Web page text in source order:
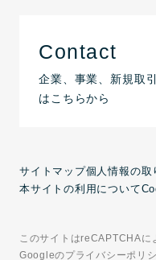
サイトマップ個人情報の取
本サイトの利用について
Contact
企業、事業、新規取
はこちらから
このサイトはreCAPTCHAに
Googleのプライバシーポリ